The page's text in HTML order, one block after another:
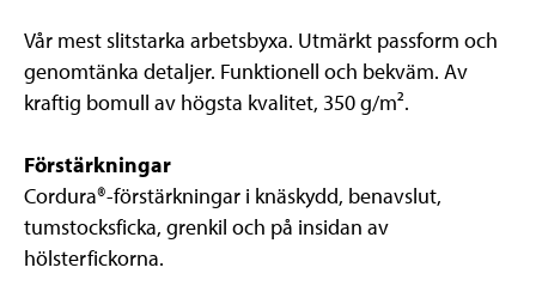
Vår mest slitstarka arbetsbyxa. Utmärkt passform och
genomtänka detaljer. Funktionell och bekväm. Av
kraftig bomull av högsta kvalitet, 350 g/m².
Förstärkningar
Cordura®-förstärkningar i knäskydd, benavslut,
tumstocksficka, grenkil och på insidan av
hölsterfickorna.